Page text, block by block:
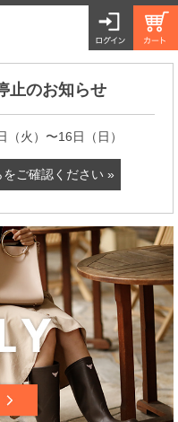
止のお知らせ
火）〜16日（日）
ご確認ください »